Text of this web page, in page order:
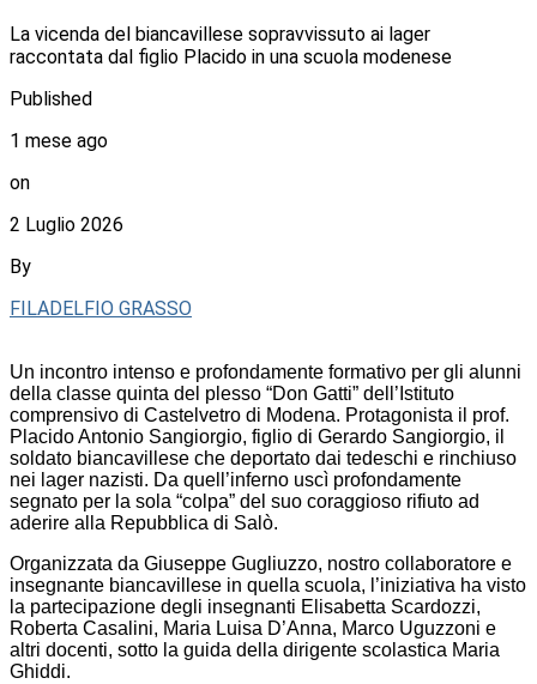
La vicenda del biancavillese sopravvissuto ai lager
raccontata dal figlio Placido in una scuola modenese
Published
1 mese ago
on
2 Luglio 2026
By
FILADELFIO GRASSO
Un incontro intenso e profondamente formativo per gli alunni
della classe quinta del plesso “Don Gatti” dell’Istituto
comprensivo di Castelvetro di Modena. Protagonista il prof.
Placido Antonio Sangiorgio, figlio di Gerardo Sangiorgio, il
soldato biancavillese che deportato dai tedeschi e rinchiuso
nei lager nazisti. Da quell’inferno uscì profondamente
segnato per la sola “colpa” del suo coraggioso rifiuto ad
aderire alla Repubblica di Salò.
Organizzata da Giuseppe Gugliuzzo, nostro collaboratore e
insegnante biancavillese in quella scuola, l’iniziativa ha visto
la partecipazione degli insegnanti Elisabetta Scardozzi,
Roberta Casalini, Maria Luisa D’Anna, Marco Uguzzoni e
altri docenti, sotto la guida della dirigente scolastica Maria
Ghiddi.